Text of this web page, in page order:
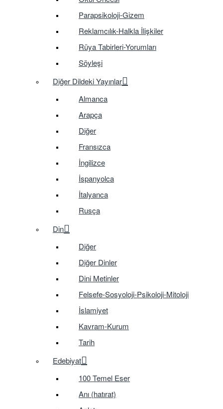
Parapsikoloji-Gizem
Reklamcılık-Halkla İlişkiler
Rüya Tabirleri-Yorumları
Söyleşi
Diğer Dildeki Yayınlar
Almanca
Arapça
Diğer
Fransızca
İngilizce
İspanyolca
İtalyanca
Rusça
Din
Diğer
Diğer Dinler
Dini Metinler
Felsefe-Sosyoloji-Psikoloji-Mitoloji
İslamiyet
Kavram-Kurum
Tarih
Edebiyat
100 Temel Eser
Anı (hatırat)